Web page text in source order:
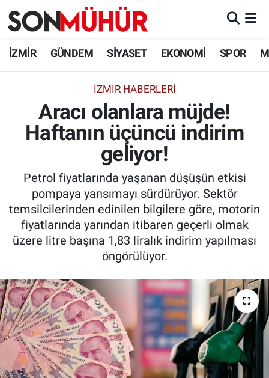
İZMİR GÜNDEM SİYASET EKONOMİ SPOR
İZMIR HABERLERI
Aracı olanlara müjde!
Haftanın üçüncü indirim
geliyor!
Petrol fiyatlarında yaşanan düşüşün etkisi
pompaya yansımayı sürdürüyor. Sektör
temsilcilerinden edinilen bilgilere göre, motorin
fiyatlarında yarından itibaren geçerli olmak
üzere litre başına 1,83 liralık indirim yapılması
öngörülüyor.
İzmir Nöbetçi Eczaneler
İzmir Namaz Vakitleri
İzmir Trafik Yoğunluk Haritası
Süper Lig Puan Durumu ve Fikstür
Tüm Manşetler
Son Dakika Haberleri